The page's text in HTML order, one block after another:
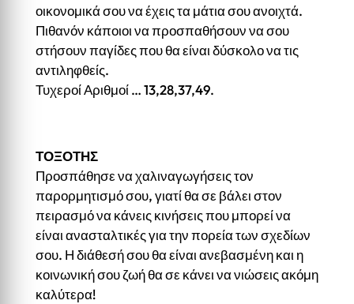
οικονομικά σου να έχεις τα μάτια σου ανοιχτά.
Πιθανόν κάποιοι να προσπαθήσουν να σου
στήσουν παγίδες που θα είναι δύσκολο να τις
αντιληφθείς.
Τυχεροί Αριθμοί … 13,28,37,49.
ΤΟΞΟΤΗΣ
Προσπάθησε να χαλιναγωγήσεις τον
παρορμητισμό σου, γιατί θα σε βάλει στον
πειρασμό να κάνεις κινήσεις που μπορεί να
είναι ανασταλτικές για την πορεία των σχεδίων
σου. Η διάθεσή σου θα είναι ανεβασμένη και η
κοινωνική σου ζωή θα σε κάνει να νιώσεις ακόμη
καλύτερα!